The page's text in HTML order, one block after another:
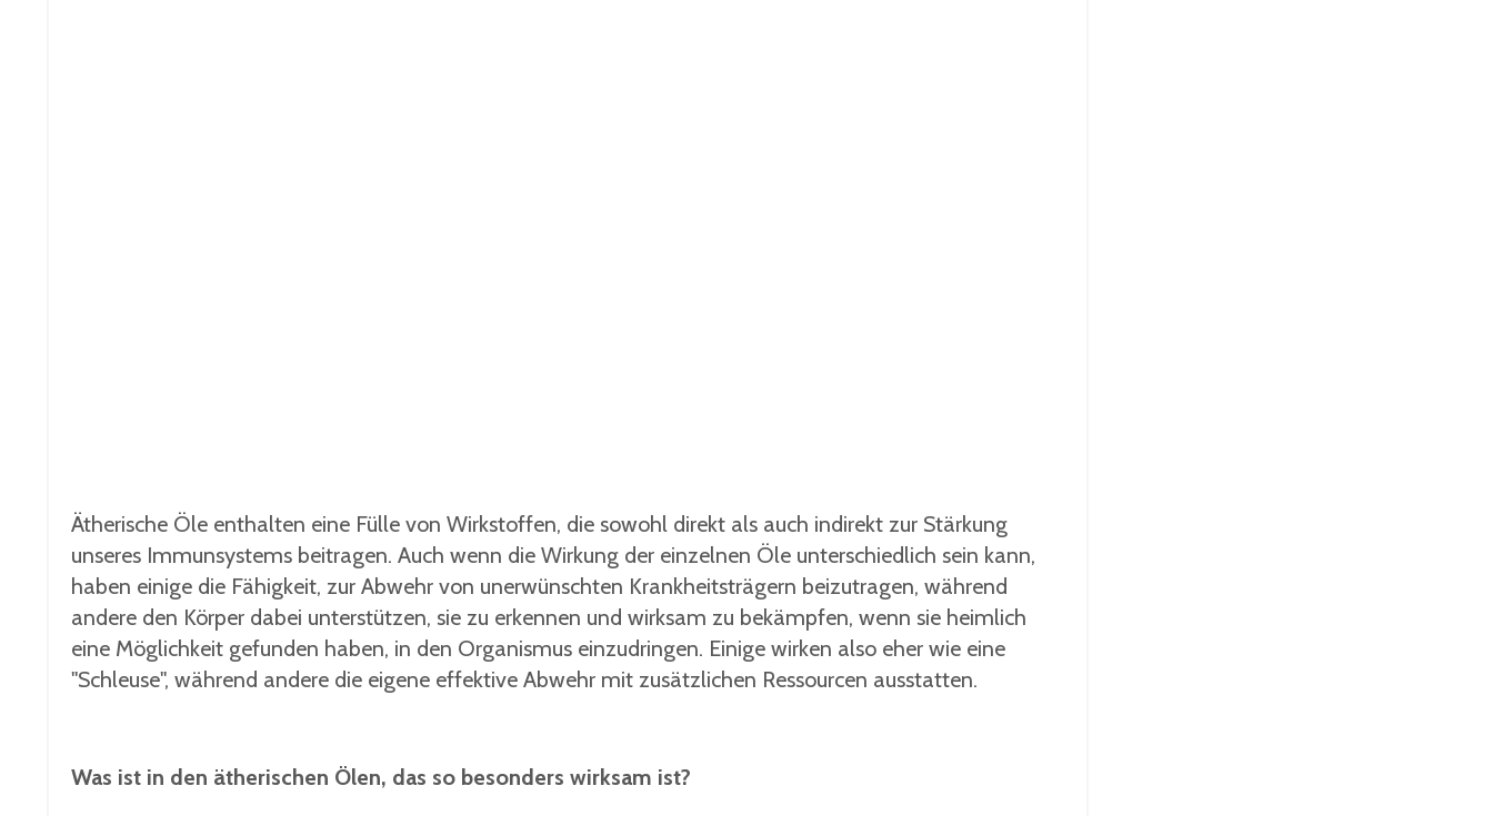
Ätherische Öle enthalten eine Fülle von Wirkstoffen, die sowohl direkt als auch indirekt zur Stärkung
unseres Immunsystems beitragen. Auch wenn die Wirkung der einzelnen Öle unterschiedlich sein kann,
haben einige die Fähigkeit, zur Abwehr von unerwünschten Krankheitsträgern beizutragen, während
andere den Körper dabei unterstützen, sie zu erkennen und wirksam zu bekämpfen, wenn sie heimlich
eine Möglichkeit gefunden haben, in den Organismus einzudringen. Einige wirken also eher wie eine
"Schleuse", während andere die eigene effektive Abwehr mit zusätzlichen Ressourcen ausstatten.
Was ist in den ätherischen Ölen, das so besonders wirksam ist?